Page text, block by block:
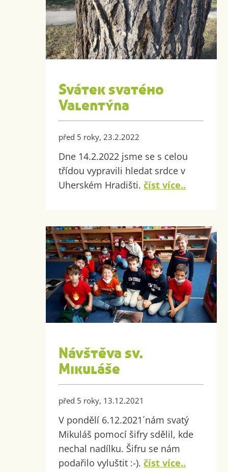
Svátek svatého
Valentýna
před 5 roky, 23.2.2022
Dne 14.2.2022 jsme se s celou
třídou vypravili hledat srdce v
Uherském Hradišti.číst více..
Návštěva sv.
Mikuláše
před 5 roky, 13.12.2021
V pondělí 6.12.2021´nám svatý
Mikuláš pomocí šifry sdělil, kde
nechal nadílku. Šifru se nám
podařilo vyluštit :-).číst více..